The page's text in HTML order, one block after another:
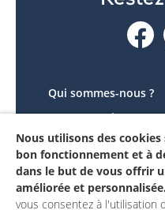
Qui sommes-nous ?
Le projet
Contactez-nous
Mon compte
Nous utilisons des
bon fonctionnement et à
dans le but de vous offrir
améliorée et personnalisée.
vous consentez à l'utilisation